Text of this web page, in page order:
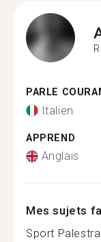
PARLE
Italien
APPREND
Anglais
Mes sujets
Sport